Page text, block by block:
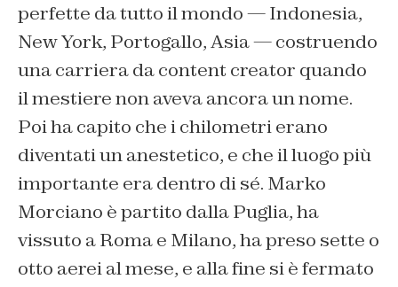
perfette da tutto il mondo — Indonesia,
New York, Portogallo, Asia — costruendo
una carriera da content creator quando
il mestiere non aveva ancora un nome.
Poi ha capito che i chilometri erano
diventati un anestetico, e che il luogo più
importante era dentro di sé. Marko
Morciano è partito dalla Puglia, ha
vissuto a Roma e Milano, ha preso sette o
otto aerei al mese, e alla fine si è fermato